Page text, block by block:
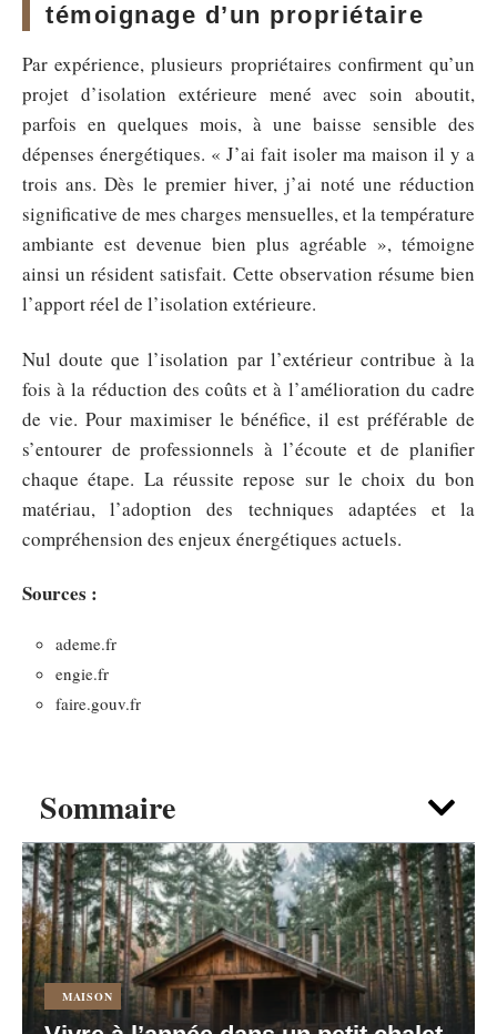
Sommaire
MAISON
témoignage d’un propriétaire
Par expérience, plusieurs propriétaires confirment qu’un
projet d’isolation extérieure mené avec soin aboutit,
parfois en quelques mois, à une baisse sensible des
dépenses énergétiques. « J’ai fait isoler ma maison il y a
trois ans. Dès le premier hiver, j’ai noté une réduction
significative de mes charges mensuelles, et la température
ambiante est devenue bien plus agréable », témoigne
ainsi un résident satisfait. Cette observation résume bien
l’apport réel de l’isolation extérieure.
Nul doute que l’isolation par l’extérieur contribue à la
fois à la réduction des coûts et à l’amélioration du cadre
de vie. Pour maximiser le bénéfice, il est préférable de
s’entourer de professionnels à l’écoute et de planifier
chaque étape. La réussite repose sur le choix du bon
matériau, l’adoption des techniques adaptées et la
compréhension des enjeux énergétiques actuels.
Sources :
ademe.fr
engie.fr
faire.gouv.fr